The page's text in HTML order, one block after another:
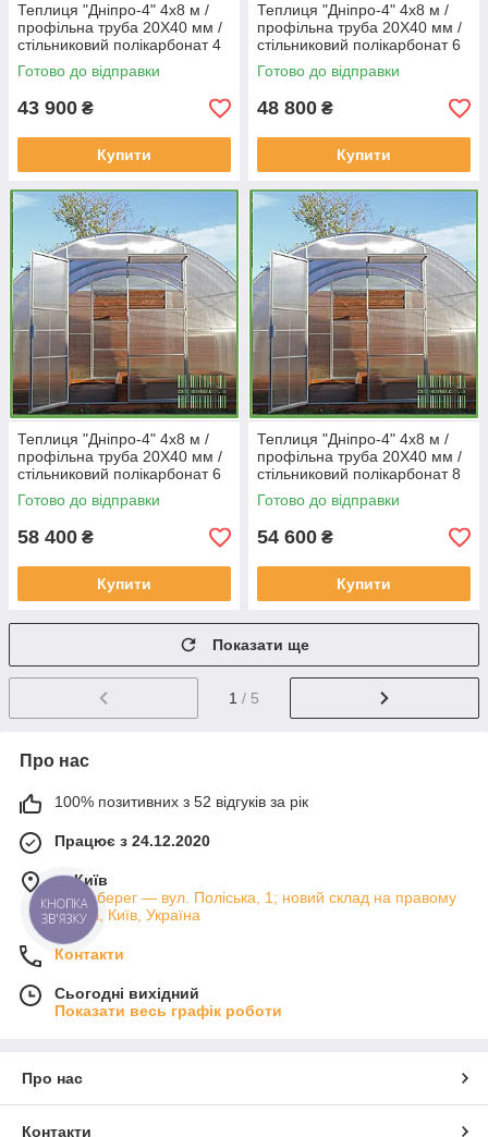
Теплиця "Дніпро-4" 4х8 м /
профільна труба 20Х40 мм /
стільниковий полікарбонат 4
мм PREMIUM
Готово до відправки
43 900 ₴
Купити
Теплиця "Дніпро-4" 4х8 м /
профільна труба 20Х40 мм /
стільниковий полікарбонат 6
мм Standard
Готово до відправки
48 800 ₴
Купити
Теплиця "Дніпро-4" 4х8 м /
профільна труба 20Х40 мм /
стільниковий полікарбонат 6
мм PREMIUM
Готово до відправки
58 400 ₴
Купити
Теплиця "Дніпро-4" 4х8 м /
профільна труба 20Х40 мм /
стільниковий полікарбонат 8
мм Standard
Готово до відправки
54 600 ₴
Купити
Показати ще
1 / 5
Про нас
100% позитивних з 52 відгуків за рік
Працює з 24.12.2020
м. Київ
Лівий берег — вул. Поліська, 1; новий склад на правому
березі, Київ, Україна
Контакти
Сьогодні вихідний
Показати весь графік роботи
Про нас
Контакти
КНОПКА
ЗВ'ЯЗКУ